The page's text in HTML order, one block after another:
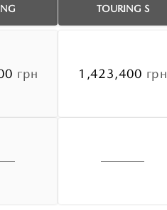
TOURING S
грн 1,423,400 грн